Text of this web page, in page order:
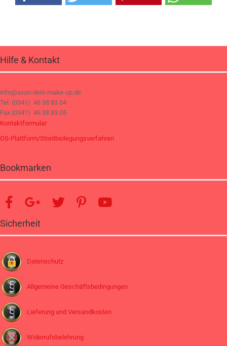
Hilfe & Kontakt
info@avon-dein-make-up.de
Tel. (0341) 46 38 83 04
Fax (0341) 46 38 83 05
Kontaktformular
OS-Plattform/Streitbeilegungsverfahren
Bookmarken
Sicherheit
Datenschutz
Allgemeine Geschäftsbedingungen
Lieferung und Versandkosten
Widerrufsbelehrung